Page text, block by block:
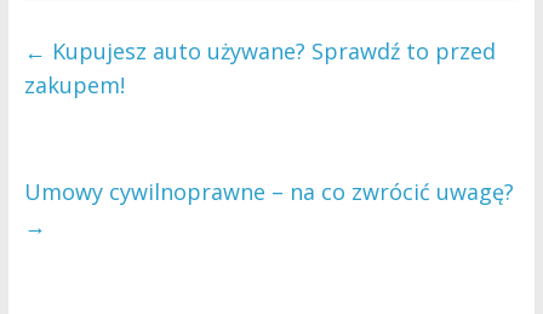
← Kupujesz auto używane? Sprawdź to przed
zakupem!
Umowy cywilnoprawne – na co zwrócić uwagę?
→